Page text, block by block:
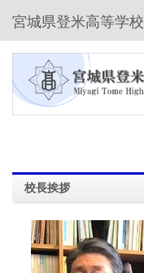
宮城県登米高等学校
校長挨拶